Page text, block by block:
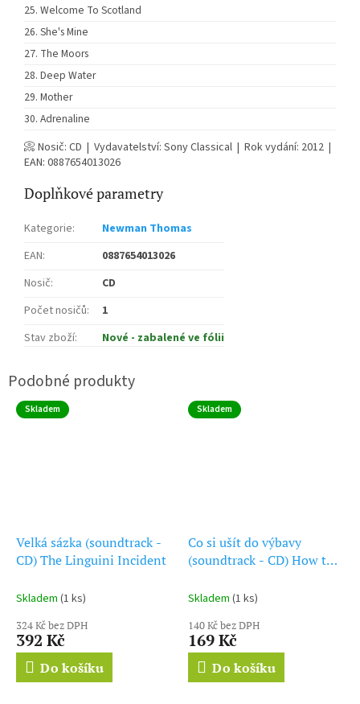
Welcome To Scotland
She's Mine
The Moors
Deep Water
Mother
Adrenaline
📀 Nosič: CD | Vydavatelství: Sony Classical | Rok vydání: 2012 |
EAN: 0887654013026
Doplňkové parametry
Kategorie:
Newman Thomas
EAN:
0887654013026
Nosič:
CD
Počet nosičů:
1
Stav zboží: Nové - zabalené ve fólii
Skladem
Velká sázka (soundtrack -
CD) The Linguini Incident
Skladem (1 ks)
324 Kč bez DPH
392 Kč
Do košíku
Skladem
Co si ušít do výbavy
(soundtrack - CD) How to
Skladem (1 ks)
140 Kč bez DPH
169 Kč
Do košíku